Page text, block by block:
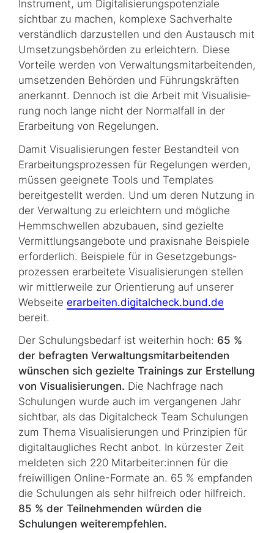
Instrument, um Digitalisierungspotenziale
sichtbar zu machen, komplexe Sachverhalte
verständlich darzustellen und den Austausch mit
Um­set­zungs­behörden zu erleichtern. Diese
Vorteile werden von Verwaltungsmitarbeitenden,
umsetzenden Behörden und Führungskräften
anerkannt. Dennoch ist die Arbeit mit Vi­su­ali­sie­
rung noch lange nicht der Normalfall in der
Erarbeitung von Regelungen.
Damit Visualisierungen fester Bestandteil von
Erarbeitungsprozessen für Regelungen wer­den,
müssen geeignete Tools und Templates
bereitgestellt werden. Und um deren Nut­zung in
der Verwaltung zu erleichtern und mögliche
Hemmschwellen abzubauen, sind ge­ziel­te
Vermittlungsangebote und praxisnahe Beispiele
erforderlich. Beispiele für in Ge­setz­ge­bungs­
prozessen erarbeitete Visualisierungen stellen
wir mittlerweile zur Orientierung auf unserer
Webseite erarbeiten.digitalcheck.bund.de
bereit.
Der Schulungsbedarf ist weiterhin hoch: 65 %
der befragten Verwaltungsmitarbeitenden
wünschen sich gezielte Trainings zur Erstellung
von Visualisierungen. Die Nachfrage nach
Schulungen wurde auch im vergangenen Jahr
sichtbar, als das Digitalcheck Team Schulungen
zum Thema Visualisierungen und Prinzipien für
digitaltaugliches Recht anbot. In kürzester Zeit
meldeten sich 220 Mitarbeiter:innen für die
freiwilligen Online-Formate an. 65 % empfanden
die Schulungen als sehr hilfreich oder hilfreich.
85 % der Teil­neh­men­den würden die
Schulungen weiterempfehlen.